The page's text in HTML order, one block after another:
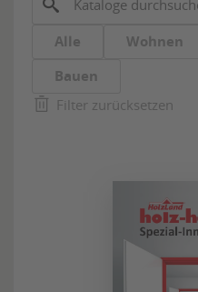
Alle Wohnen
Bauen
Filter zurücksetzen